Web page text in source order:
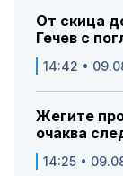
От скица
Гечев с
14:42 •
Жегите
очаква
14:25 •